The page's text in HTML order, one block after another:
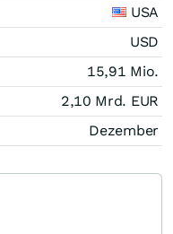
USA
USD
15,91 Mio.
2,10 Mrd. EUR
Dezember